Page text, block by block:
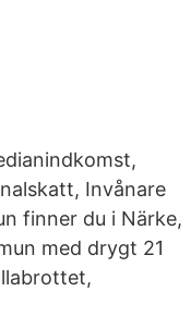
Invånare
finner du i Närke,
med drygt 21